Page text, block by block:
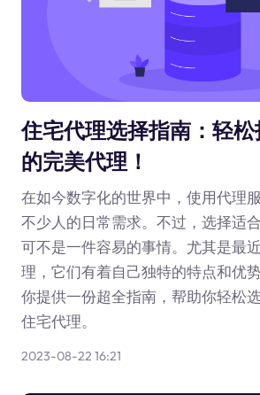
住宅代理选择指南：轻
的完美代理！
在如今数字化的世界中，使用代理
不少人的日常需求。不过，选择适
可不是一件容易的事情。尤其是最
理，它们有着自己独特的特点和优
你提供一份超全指南，帮助你轻松
住宅代理。
2023-08-22 16:21